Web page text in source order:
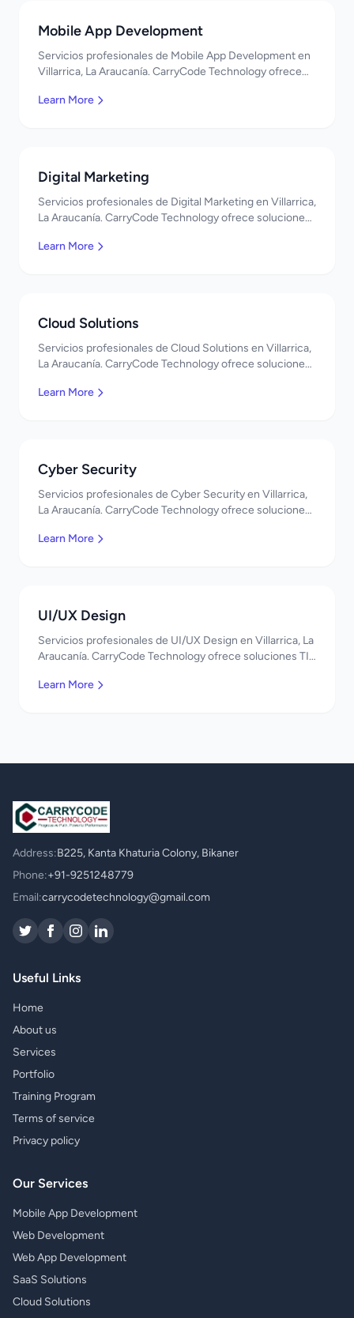
Mobile App Development
Servicios profesionales de Mobile App Development en
Villarrica, La Araucanía. CarryCode Technology ofrece
Learn More
Digital Marketing
Servicios profesionales de Digital Marketing en Villarrica,
La Araucanía. CarryCode Technology ofrece soluciones
Learn More
Cloud Solutions
Servicios profesionales de Cloud Solutions en Villarrica,
La Araucanía. CarryCode Technology ofrece soluciones
Learn More
Cyber Security
Servicios profesionales de Cyber Security en Villarrica,
La Araucanía. CarryCode Technology ofrece soluciones
Learn More
UI/UX Design
Servicios profesionales de UI/UX Design en Villarrica, La
Araucanía. CarryCode Technology ofrece soluciones TI
Learn More
Address:B225, Kanta Khaturia Colony, Bikaner
Phone:+91-9251248779
Email:carrycodetechnology@gmail.com
Useful Links
Home
About us
Services
Portfolio
Training Program
Terms of service
Privacy policy
Our Services
Mobile App Development
Web Development
Web App Development
SaaS Solutions
Cloud Solutions